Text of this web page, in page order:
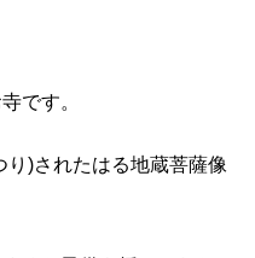
です。
り)されたはる地蔵菩薩像